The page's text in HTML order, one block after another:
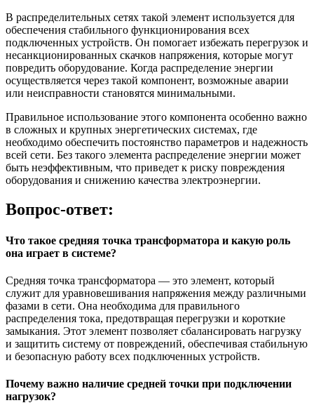
В распределительных сетях такой элемент используется для
обеспечения стабильного функционирования всех
подключенных устройств. Он помогает избежать перегрузок и
несанкционированных скачков напряжения, которые могут
повредить оборудование. Когда распределение энергии
осуществляется через такой компонент, возможные аварии
или неисправности становятся минимальными.
Правильное использование этого компонента особенно важно
в сложных и крупных энергетических системах, где
необходимо обеспечить постоянство параметров и надежность
всей сети. Без такого элемента распределение энергии может
быть неэффективным, что приведет к риску повреждения
оборудования и снижению качества электроэнергии.
Вопрос-ответ:
Что такое средняя точка трансформатора и какую роль
она играет в системе?
Средняя точка трансформатора — это элемент, который
служит для уравновешивания напряжения между различными
фазами в сети. Она необходима для правильного
распределения тока, предотвращая перегрузки и короткие
замыкания. Этот элемент позволяет сбалансировать нагрузку
и защитить систему от повреждений, обеспечивая стабильную
и безопасную работу всех подключенных устройств.
Почему важно наличие средней точки при подключении
нагрузок?